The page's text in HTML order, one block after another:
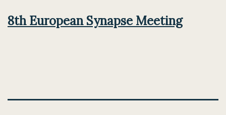
8th European Synapse Meeting